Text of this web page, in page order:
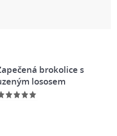
brokolice s
lososem